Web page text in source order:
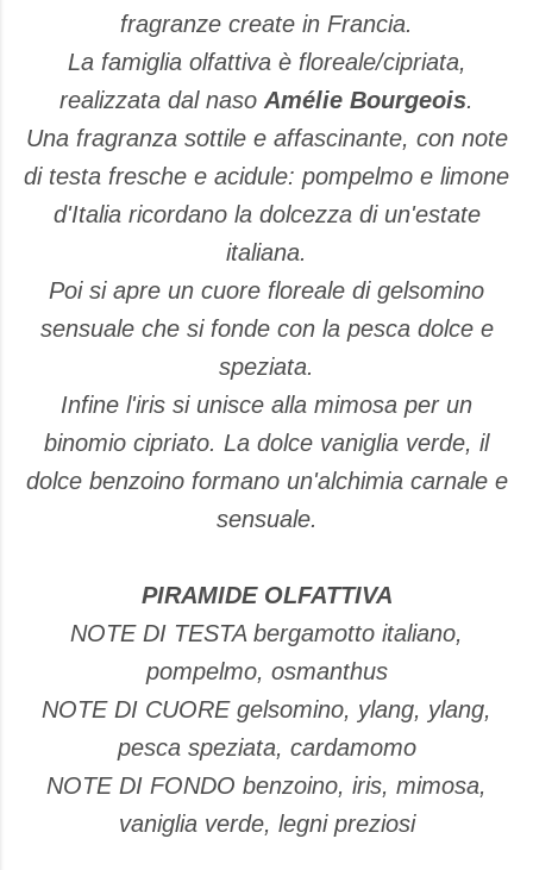
fragranze create in Francia.
La famiglia olfattiva è floreale/cipriata,
realizzata dal naso Amélie Bourgeois.
Una fragranza sottile e affascinante, con note
di testa fresche e acidule: pompelmo e limone
d'Italia ricordano la dolcezza di un'estate
italiana.
Poi si apre un cuore floreale di gelsomino
sensuale che si fonde con la pesca dolce e
speziata.
Infine l'iris si unisce alla mimosa per un
binomio cipriato. La dolce vaniglia verde, il
dolce benzoino formano un'alchimia carnale e
sensuale.
PIRAMIDE OLFATTIVA
NOTE DI TESTA bergamotto italiano,
pompelmo, osmanthus
NOTE DI CUORE gelsomino, ylang, ylang,
pesca speziata, cardamomo
NOTE DI FONDO benzoino, iris, mimosa,
vaniglia verde, legni preziosi